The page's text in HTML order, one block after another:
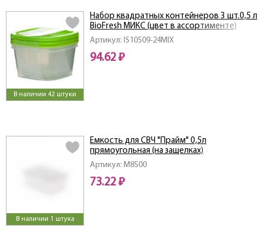
В наличии 42 штуки
Артикул: IS10509-24MIX
Набор квадратных контейнеров 3 шт.0,5 л
BioFresh МИКС (цвет в ассортименте)
94.62 ₽
В наличии 1 штука
Артикул: M8500
Емкость для СВЧ "Прайм" 0,5л
прямоугольная (на защелках)
73.22 ₽